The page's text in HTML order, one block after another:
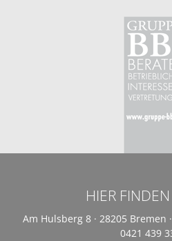
HIER
Am Hulsberg 8 · 28205 Bremen
0421 439